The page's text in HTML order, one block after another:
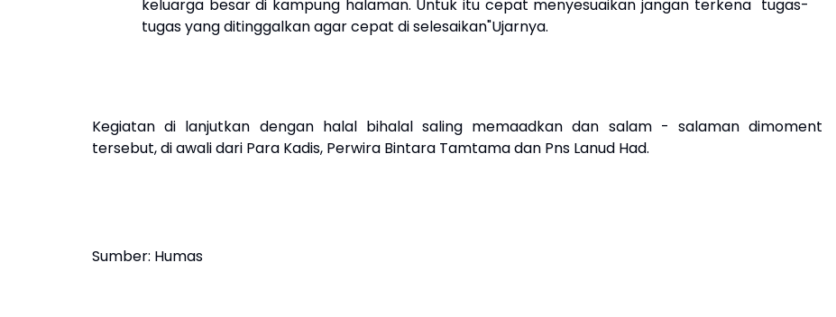
keluarga besar di kampung halaman. Untuk itu cepat menyesuaikan jangan terkena tugas-
tugas yang ditinggalkan agar cepat di selesaikan"Ujarnya.
Kegiatan di lanjutkan dengan halal bihalal saling memaadkan dan salam - salaman dimoment
tersebut, di awali dari Para Kadis, Perwira Bintara Tamtama dan Pns Lanud Had.
Sumber: Humas